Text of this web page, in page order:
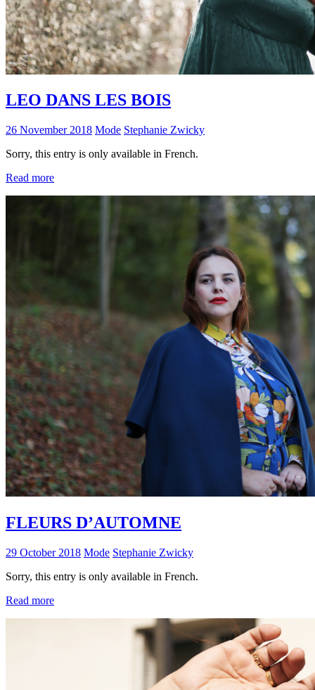
LEO DANS LES BOIS
26 November 2018 Mode Stephanie Zwicky
Sorry, this entry is only available in French.
Read more
FLEURS D’AUTOMNE
29 October 2018 Mode Stephanie Zwicky
Sorry, this entry is only available in French.
Read more